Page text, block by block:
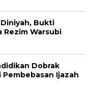
Bukti
Rezim Warsubi
Dobrak
Ijazah